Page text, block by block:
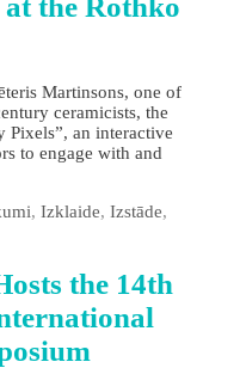
the Rothko
Martinsons, one of
ceramicists, the
Pixels”, an interactive
to engage with and
, Izklaide, Izstāde,
the 14th